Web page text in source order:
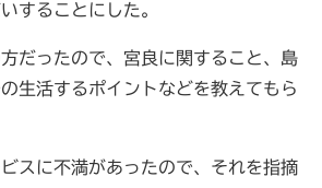
することにした。
だったので、宮良に関すること、島
生活するポイントなどを教えてもら
スに不満があったので、それを指摘